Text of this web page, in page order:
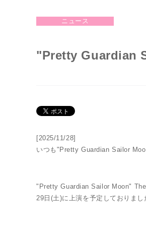
ニュース
"Pretty Guardian
[2025/11/28]
いつも"Pretty Guardian Sailor
"Pretty Guardian Sailor Moon" The
29日(土)に上演を予定しておりま
NOGIZAKA46 VER.